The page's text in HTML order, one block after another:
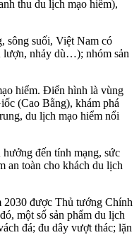
thu du lịch mạo hiểm),
sông suối, Việt Nam có
lượn, nhảy dù…); nhóm sản
hiểm. Điển hình là vùng
(Cao Bằng), khám phá
du lịch mạo hiểm nổi
đến tính mạng, sức
an toàn cho khách du lịch
2030 được Thủ tướng Chính
một số sản phẩm du lịch
đá; đu dây vượt thác; lặn